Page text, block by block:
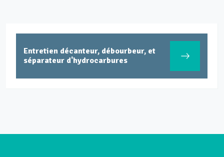
Entretien décanteur, débourbeur, et
séparateur d'hydrocarbures